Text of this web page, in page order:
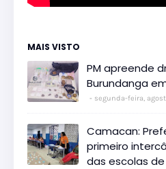
MAIS VISTO
PM apreende
Burundanga
segunda-feira,
Camacan:
primeiro
das escolas